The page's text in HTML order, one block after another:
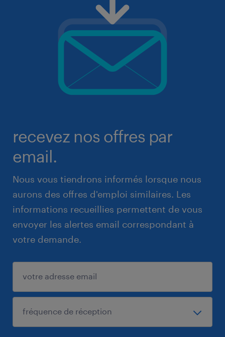
recevez nos offres par
email.
Nous vous tiendrons informés lorsque nous
aurons des offres d'emploi similaires. Les
informations recueillies permettent de vous
envoyer les alertes email correspondant à
votre demande.